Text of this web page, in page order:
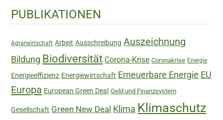
Haupt-
Sidebar
PUBLIKATIONEN
Agrarwirtschaft Arbeit Ausschreibung Auszeichnung
Bildung Biodiversität Corona-Krise Coronakrise Energie
Energieeffizienz Energiewirtschaft Erneuerbare Energie EU
Europa European Green Deal Geld und Finanzsystem
Gesellschaft Green New Deal Klima Klimaschutz